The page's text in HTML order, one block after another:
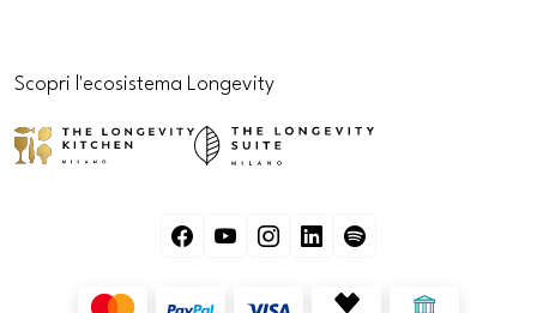
Scopri l'ecosistema Longevity